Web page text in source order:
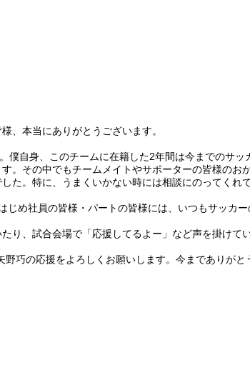
、本当にありがとうございます。
自身、このチームに在籍した2年間は今までのサ
その中でもチームメイトやサポーターの皆様のお
た。特に、うまくいかない時には相談にのってく
め社員の皆様・パートの皆様には、いつもサッカ
り、試合会場で「応援してるよー」など声を掛け
巧の応援をよろしくお願いします。今までありがと